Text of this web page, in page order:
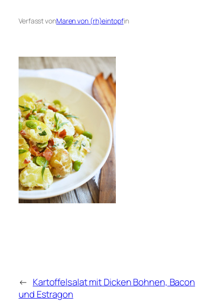
Verfasst vonMaren von (rh)eintopfin
← Kartoffelsalat mit Dicken Bohnen, Bacon
und Estragon